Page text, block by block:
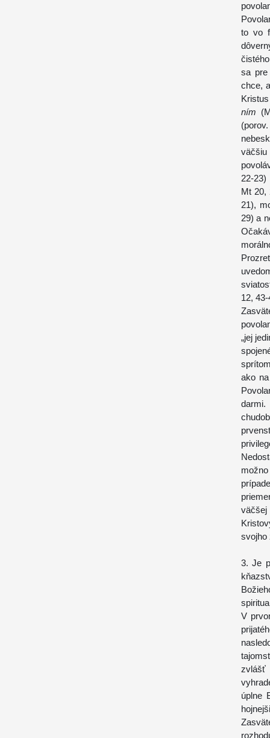
to vo
sa
chce,
ním
22-
Mt 20,
21),
29) a
12,
„jej
ako
väčšej
svojho
3. Je
V
zvlášť
úplne